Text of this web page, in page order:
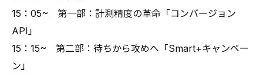
15：05~ 第一部：計測精度の革命「コンバージョン
API」
15：15~ 第二部：待ちから攻めへ「Smart+キャンペー
ン」